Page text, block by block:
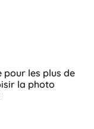
pour les plus de
la photo